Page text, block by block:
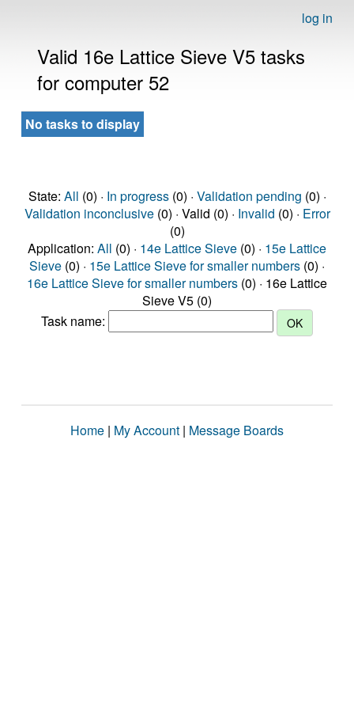
log in
Valid 16e Lattice Sieve V5 tasks
for computer 52
No tasks to display
State: All (0) · In progress(0) · Validation pending (0) ·
Validation inconclusive(0) · Valid (0) · Invalid (0) · Error
(0)
Application: All (0) · 14e Lattice Sieve (0) · 15e Lattice
Sieve (0) · 15e Lattice Sieve for smaller numbers (0) ·
16e Lattice Sieve for smaller numbers (0) · 16e Lattice
Sieve V5 (0)
Task name:
Home | My Account | Message Boards